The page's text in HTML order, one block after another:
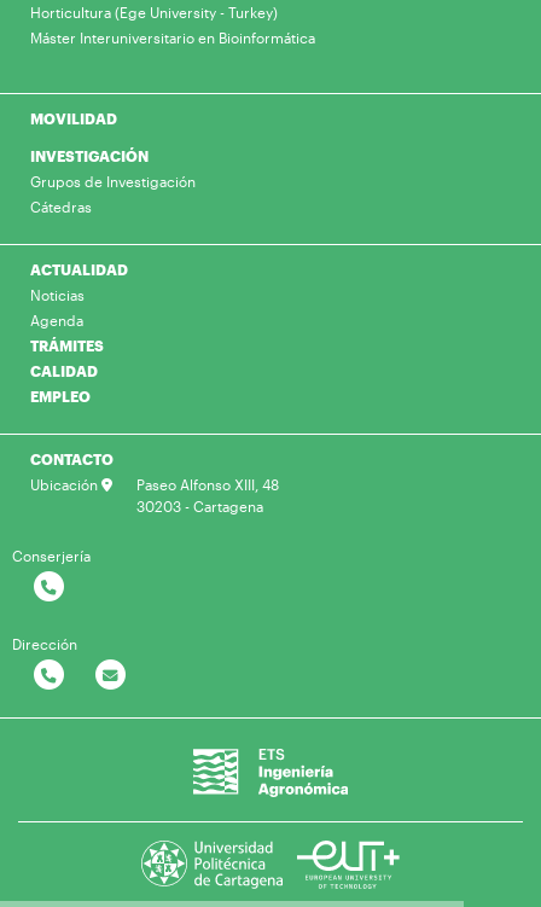
Horticultura (Ege University - Turkey)
Máster Interuniversitario en Bioinformática
MOVILIDAD
INVESTIGACIÓN
Grupos de Investigación
Cátedras
ACTUALIDAD
Noticias
Agenda
TRÁMITES
CALIDAD
EMPLEO
CONTACTO
Ubicación
Paseo Alfonso XIII, 48
30203 - Cartagena
Conserjería
Dirección